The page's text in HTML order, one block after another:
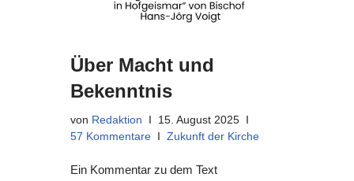
Über Macht und
Bekenntnis
von Redaktion
15. August 2025
57 Kommentare
Zukunft der Kirche
Ein Kommentar zu dem Text